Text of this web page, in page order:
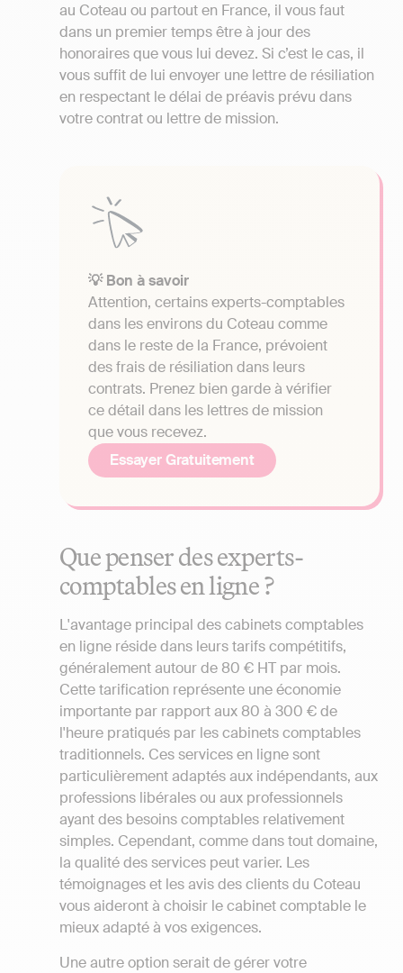
au Coteau ou partout en France, il vous faut
dans un premier temps être à jour des
honoraires que vous lui devez. Si c’est le cas, il
vous suffit de lui envoyer une lettre de résiliation
en respectant le délai de préavis prévu dans
votre contrat ou lettre de mission.
💡 Bon à savoir
Attention, certains experts-comptables
dans les environs du Coteau comme
dans le reste de la France, prévoient
des frais de résiliation dans leurs
contrats. Prenez bien garde à vérifier
ce détail dans les lettres de mission
que vous recevez.
Essayer Gratuitement
Que penser des experts-
comptables en ligne ?
L'avantage principal des cabinets comptables
en ligne réside dans leurs tarifs compétitifs,
généralement autour de 80 € HT par mois.
Cette tarification représente une économie
importante par rapport aux 80 à 300 € de
l'heure pratiqués par les cabinets comptables
traditionnels. Ces services en ligne sont
particulièrement adaptés aux indépendants, aux
professions libérales ou aux professionnels
ayant des besoins comptables relativement
simples. Cependant, comme dans tout domaine,
la qualité des services peut varier. Les
témoignages et les avis des clients du Coteau
vous aideront à choisir le cabinet comptable le
mieux adapté à vos exigences.
Une autre option serait de gérer votre